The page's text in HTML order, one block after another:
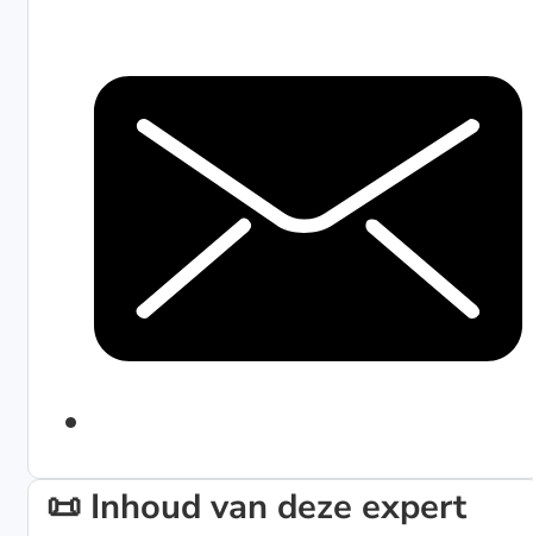
📜 Inhoud van deze expert